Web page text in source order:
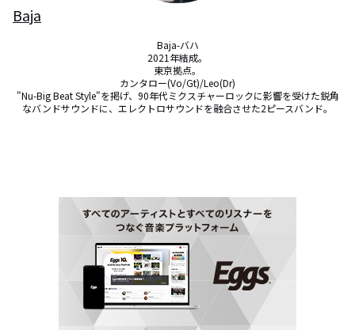
Baja
Baja-バハ
2021年結成。
東京拠点。
カンタロー(Vo/Gt)/Leo(Dr)
"Nu-Big Beat Style"を掲げ、90年代ミクスチャーロックに影響を受けた鋭角
なバンドサウンドに、エレクトロサウンドを融合させた2ピースバンド。